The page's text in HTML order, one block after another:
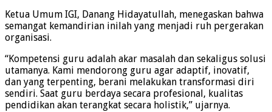
Ketua Umum IGI, Danang Hidayatullah, menegaskan bahwa
semangat kemandirian inilah yang menjadi ruh pergerakan
organisasi.
“Kompetensi guru adalah akar masalah dan sekaligus solusi
utamanya. Kami mendorong guru agar adaptif, inovatif,
dan yang terpenting, berani melakukan transformasi diri
sendiri. Saat guru berdaya secara profesional, kualitas
pendidikan akan terangkat secara holistik,” ujarnya.